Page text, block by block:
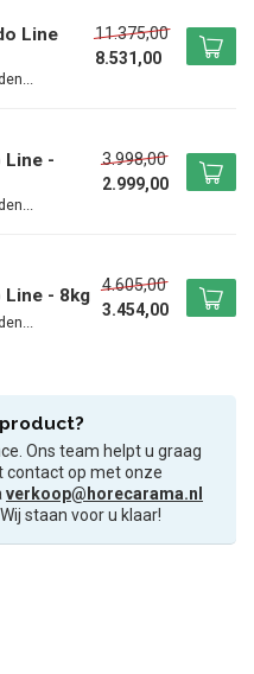
Line
11.375,00
8.531,00
Line -
3.998,00
2.999,00
Line - 8kg
4.605,00
3.454,00
Ons team helpt u graag
contact op met onze
verkoop@horecarama.nl
Wij staan voor u klaar!